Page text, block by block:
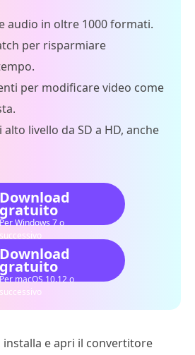
audio in oltre 1000 formati.
per risparmiare
per modificare video come
livello da SD a HD, anche
Download
gratuito
Per Windows 7 o
successivo
Download
gratuito
Per macOS 10.12 o
successivo
installa e apri il convertitore